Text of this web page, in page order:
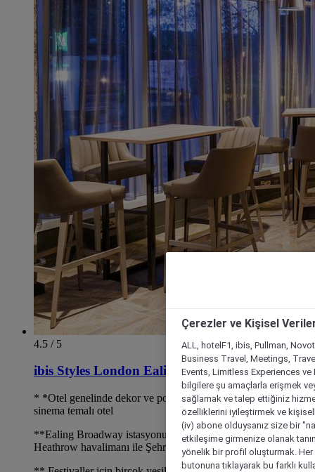
4.5 / 5
ibis Styles London Ealing
* *Otel genelinde dekor ve posterler bulunan benzersiz
sinema temalı otel
**Ealing Broadway istasyonuna yürüme mesafesinde,
Heathrow havalimanı ile Şehre kolay ulaşım
Çerezler ve Kişisel
ALL, hotelF1, ibis, Pullman,
Business Travel, Meetings,
Events, Limitless Experiences
bilgilere şu amaçlarla erişmek
sağlamak ve talep ettiğiniz
özelliklerini iyileştirmek ve
(iv) abone olduysanız size bir
etkileşime girmenize olanak
yönelik bir profil oluşturmak.
butonuna tıklayarak bu farklı